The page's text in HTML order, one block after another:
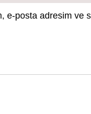
e-posta adresim ve